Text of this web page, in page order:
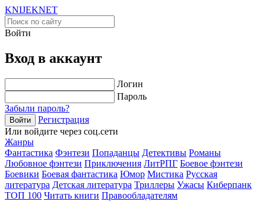
KNIJEKNET
Войти
Вход в аккаунт
Логин
Пароль
Забыли пароль?
Войти
Регистрация
Или войдите через соц.сети
Жанры
Фантастика Фэнтези Попаданцы Детективы Романы
Любовное фэнтези Приключения ЛитРПГ Боевое фэнтези
Боевики Боевая фантастика Юмор Мистика Русская
литература Детская литература Триллеры Ужасы Киберпанк
ТОП 100 Читать книги Правообладателям